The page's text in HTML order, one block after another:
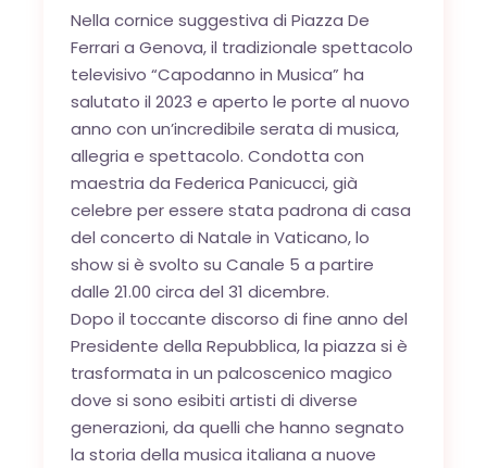
Nella cornice suggestiva di Piazza De
Ferrari a Genova, il tradizionale spettacolo
televisivo “Capodanno in Musica” ha
salutato il 2023 e aperto le porte al nuovo
anno con un’incredibile serata di musica,
allegria e spettacolo. Condotta con
maestria da Federica Panicucci, già
celebre per essere stata padrona di casa
del concerto di Natale in Vaticano, lo
show si è svolto su Canale 5 a partire
dalle 21.00 circa del 31 dicembre.
Dopo il toccante discorso di fine anno del
Presidente della Repubblica, la piazza si è
trasformata in un palcoscenico magico
dove si sono esibiti artisti di diverse
generazioni, da quelli che hanno segnato
la storia della musica italiana a nuove